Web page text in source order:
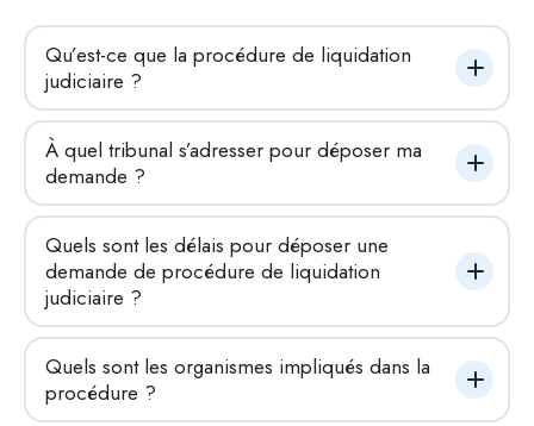
Qu’est-ce que la procédure de liquidation
judiciaire ?
À quel tribunal s’adresser pour déposer ma
demande ?
Quels sont les délais pour déposer une
demande de procédure de liquidation
judiciaire ?
Quels sont les organismes impliqués dans la
procédure ?